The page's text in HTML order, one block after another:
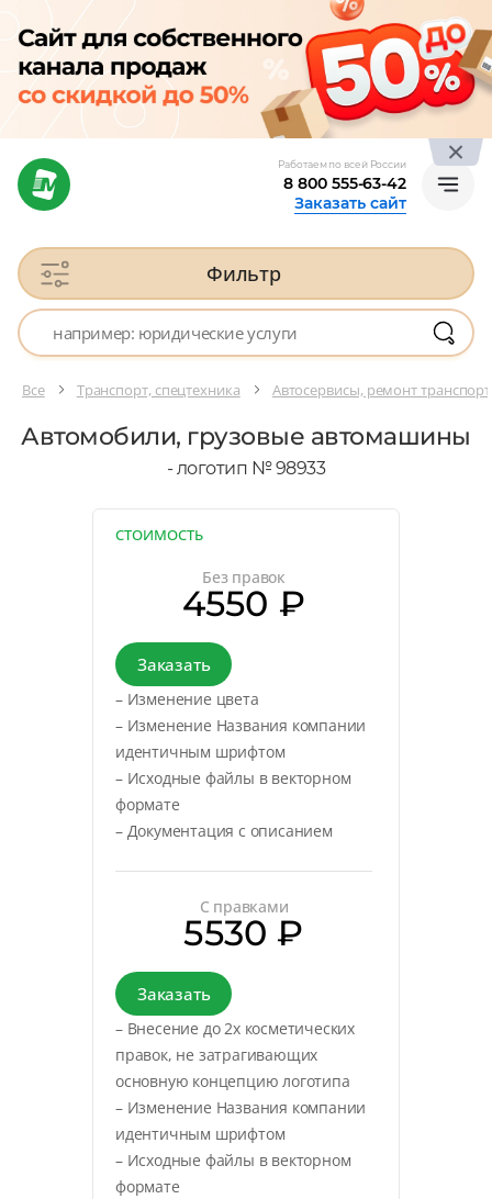
Работаем по всей России
8 800 555-63-42
Заказать сайт
Фильтр
Все Транспорт, спецтехника Автосервисы, ремонт
Автомобили, грузовые автомашины
- логотип № 98933
СТОИМОСТЬ
Без правок
4550 ₽
Заказать
– Изменение цвета
– Изменение Названия компании
идентичным шрифтом
– Исходные файлы в векторном
формате
– Документация с описанием
С правками
5530 ₽
Заказать
– Внесение до 2х косметических
правок, не затрагивающих
основную концепцию логотипа
– Изменение Названия компании
идентичным шрифтом
– Исходные файлы в векторном
формате